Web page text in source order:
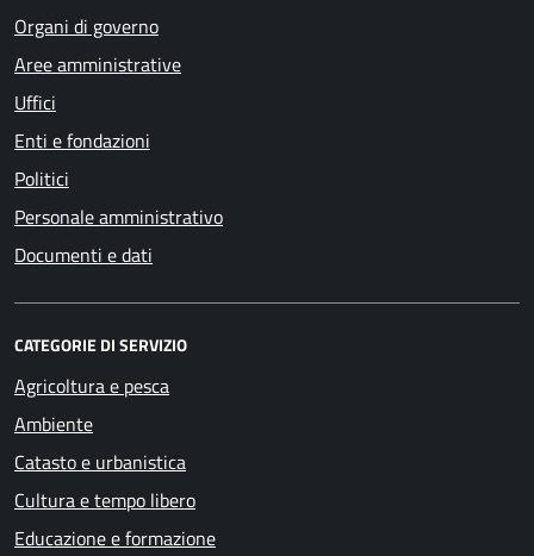
Organi di governo
Aree amministrative
Uffici
Enti e fondazioni
Politici
Personale amministrativo
Documenti e dati
CATEGORIE DI SERVIZIO
Agricoltura e pesca
Ambiente
Catasto e urbanistica
Cultura e tempo libero
Educazione e formazione